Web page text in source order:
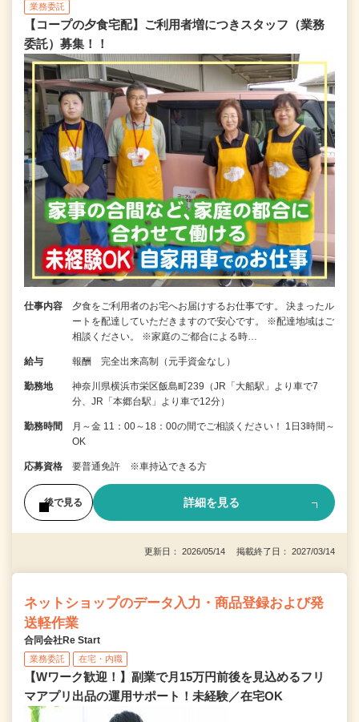
業務委託
【コープの夕食宅配】ご利用者増につきスタッフ（業務
委託）募集！！
仕事内容
夕食をご利用者のお宅へお届けするお仕事です。 決まったル
ートを配達していただきますので安心です。 ※配達地域はご
相談ください。 ※家庭のご都合による時…
給与 報酬 完全出来高制（元手資金なし）
勤務地
神奈川県横浜市栄区飯島町239（JR「大船駅」より車で7
分、JR「本郷台駅」より車で12分）
勤務時間
月～金 11：00～18：00の間でご相談ください！ 1日3時間～
OK
応募資格 要普通免許 ※車持込できる方
後で見る 詳細を見る
更新日： 2026/05/14 掲載終了日： 2027/03/14
ネットショップのデータ入力・商品登録および発
送軽作業
合同会社Re Start
業務委託 在宅・内職
【Wワーク歓迎！】副業で月15万円前後を見込めるフリ
マアプリ出品の運用サポート！未経験／在宅OK